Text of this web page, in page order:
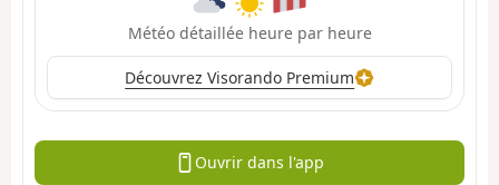
Météo détaillée heure par heure
Découvrez Visorando Premium
Ouvrir dans l'app